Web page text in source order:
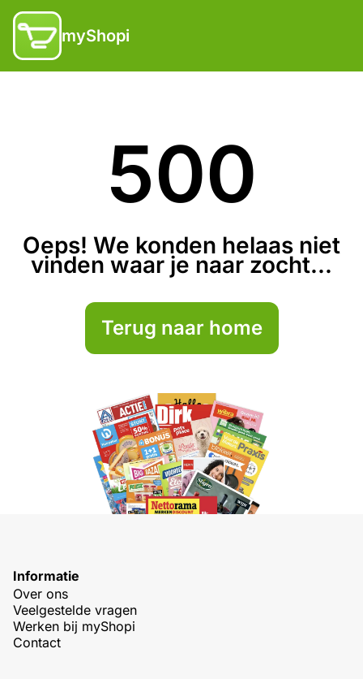
myShopi
500
Oeps! We konden helaas niet
vinden waar je naar zocht...
Terug naar home
Informatie
Over ons
Veelgestelde vragen
Werken bij myShopi
Contact